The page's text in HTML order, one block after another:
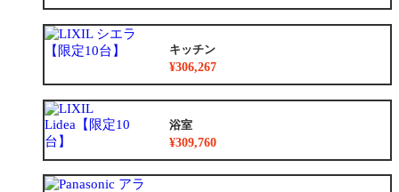
キッチン
¥306,267
浴室
¥309,760